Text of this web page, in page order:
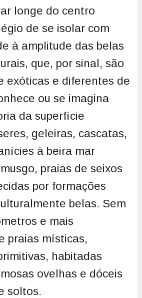
longe do centro
de se isolar com
à amplitude das belas
que, por sinal, são
exóticas e diferentes de
ou se imagina
da superfície
geleiras, cascatas,
à beira mar
praias de seixos
por formações
belas. Sem
e mais
praias místicas,
habitadas
ovelhas e dóceis
soltos.